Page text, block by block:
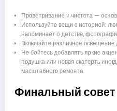
Проветривание и чистота —
Используйте вещи с историей:
напоминает о детстве,
Включайте различное освещение
Не бойтесь добавлять яркие
подушка или новая скатерть
масштабного ремонта.
Финальный совет